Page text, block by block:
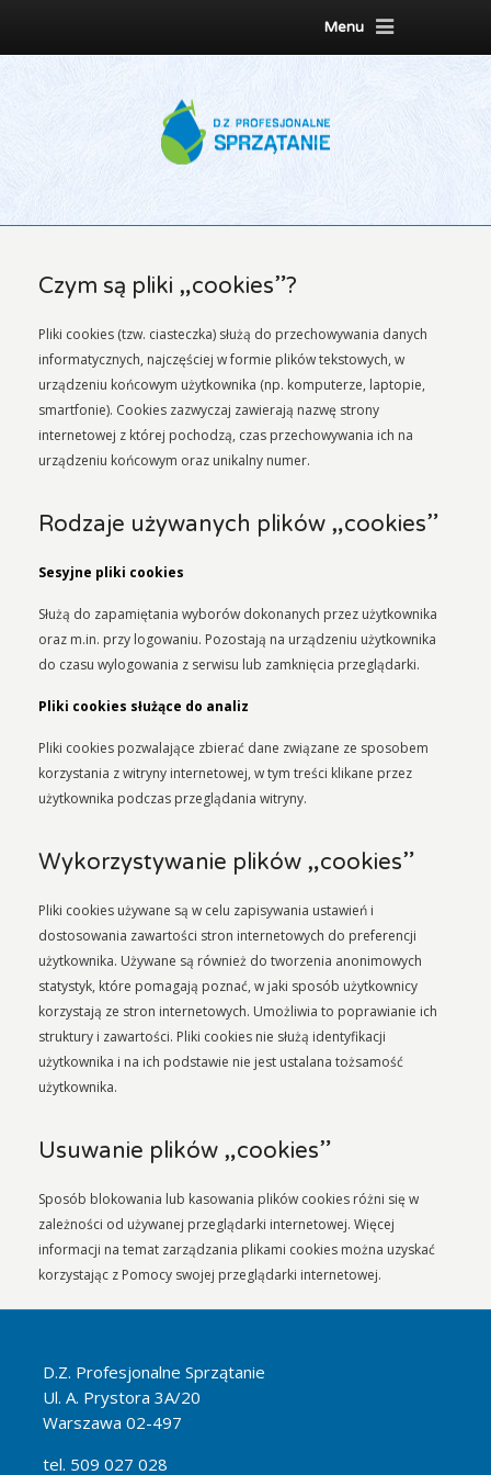
Menu
Czym są pliki „cookies”?
Pliki cookies (tzw. ciasteczka) służą do przechowywania danych
informatycznych, najczęściej w formie plików tekstowych, w
urządzeniu końcowym użytkownika (np. komputerze, laptopie,
smartfonie). Cookies zazwyczaj zawierają nazwę strony
internetowej z której pochodzą, czas przechowywania ich na
urządzeniu końcowym oraz unikalny numer.
Rodzaje używanych plików „cookies”
Sesyjne pliki cookies
Służą do zapamiętania wyborów dokonanych przez użytkownika
oraz m.in. przy logowaniu. Pozostają na urządzeniu użytkownika
do czasu wylogowania z serwisu lub zamknięcia przeglądarki.
Pliki cookies służące do analiz
Pliki cookies pozwalające zbierać dane związane ze sposobem
korzystania z witryny internetowej, w tym treści klikane przez
użytkownika podczas przeglądania witryny.
Wykorzystywanie plików „cookies”
Pliki cookies używane są w celu zapisywania ustawień i
dostosowania zawartości stron internetowych do preferencji
użytkownika. Używane są również do tworzenia anonimowych
statystyk, które pomagają poznać, w jaki sposób użytkownicy
korzystają ze stron internetowych. Umożliwia to poprawianie ich
struktury i zawartości. Pliki cookies nie służą identyfikacji
użytkownika i na ich podstawie nie jest ustalana tożsamość
użytkownika.
Usuwanie plików „cookies”
Sposób blokowania lub kasowania plików cookies różni się w
zależności od używanej przeglądarki internetowej. Więcej
informacji na temat zarządzania plikami cookies można uzyskać
korzystając z Pomocy swojej przeglądarki internetowej.
D.Z. Profesjonalne Sprzątanie
Ul. A. Prystora 3A/20
Warszawa 02-497
tel. 509 027 028